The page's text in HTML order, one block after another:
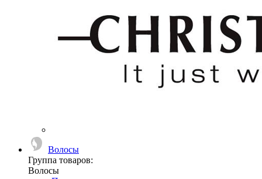
Волосы
Группа товаров:
Волосы